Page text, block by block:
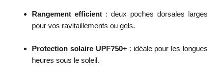
Rangement efficient : deux poches dorsales larges
pour vos ravitaillements ou gels.
Protection solaire UPF?50+: idéale pour les longues
heures sous le soleil.